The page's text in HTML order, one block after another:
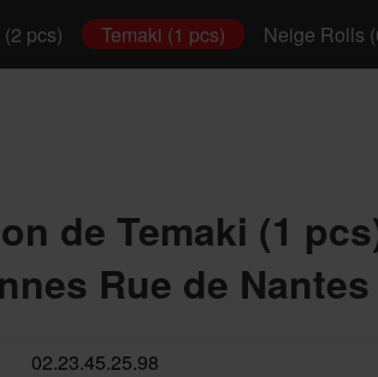
pcs) Temaki (1 pcs) Neige Rolls
de Temaki (1
Rue de Nantes
02.23.45.25.98